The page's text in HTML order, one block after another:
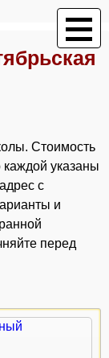
Стоимость
указаны
с
и
перед